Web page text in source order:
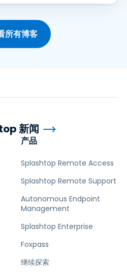
所有博客
产品
Splashtop Remote Access
Splashtop Remote Support
Autonomous Endpoint
Management
Splashtop Enterprise
Foxpass
继续探索
新闻